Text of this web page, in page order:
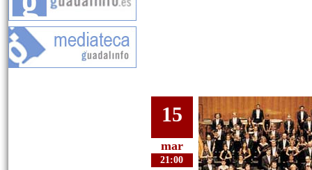
15
mar
21:00